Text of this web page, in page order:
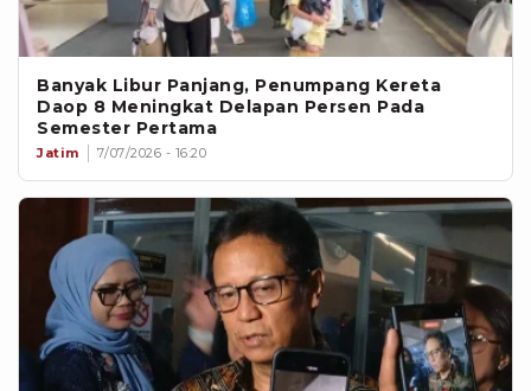
Banyak Libur Panjang, Penumpang Kereta
Daop 8 Meningkat Delapan Persen Pada
Semester Pertama
Jatim 7/07/2026 - 16:20